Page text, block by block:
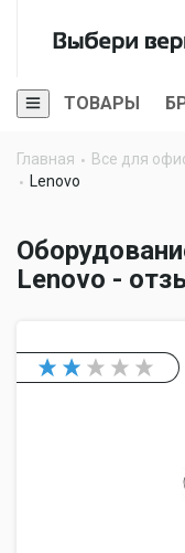
ТОВАРЫ
Главная Все для
Lenovo
Lenovo -